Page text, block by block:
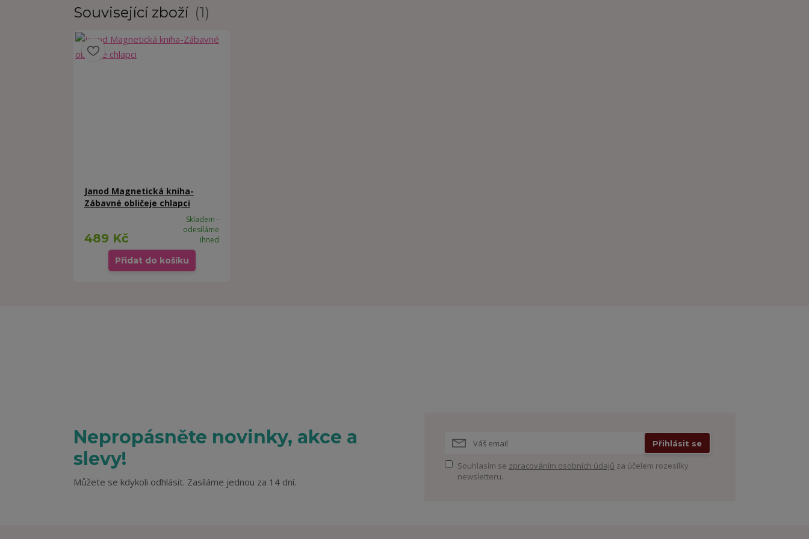
Související zboží 1
Janod Magnetická kniha-
Zábavné obličeje chlapci
489 Kč
Skladem -
odesíláme
ihned
Přidat do košíku
Nepropásněte novinky, akce a
slevy!
Můžete se kdykoli odhlásit. Zasíláme jednou za 14 dní.
Přihlásit se
Souhlasím se zpracováním osobních údajů za účelem rozesílky
newsletteru.